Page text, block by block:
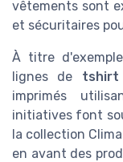
vêtements sont
et sécuritaires
À titre
lignes de tshirt
imprimés
initiatives font
la collection
en avant des